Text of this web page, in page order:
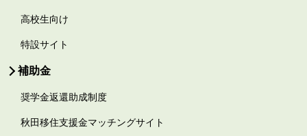
高校生向け
特設サイト
補助金
奨学金返還助成制度
秋田移住支援金マッチングサイト